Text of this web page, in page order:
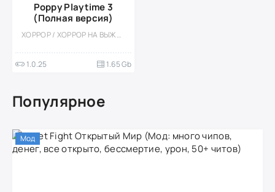
Poppy Playtime 3
(Полная версия)
ХОРРОР / ХОРРОР НА ВЫЖИВАНИЕ / ОДНОПОЛЬЗОВАТЕЛЬСКИЕ / 3D / ПРИКЛЮЧЕНИЕ
1.0.25 1.65 Gb
Популярное
Мод